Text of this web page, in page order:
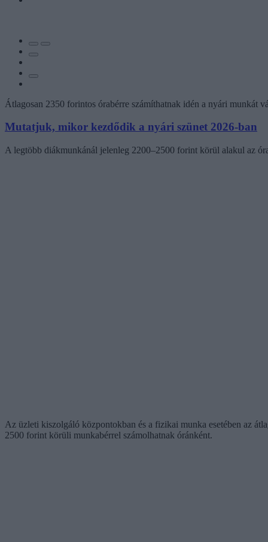
Átlagosan 2350 forintos órabérre számíthatnak idén a nyári munkát
Mutatjuk, mikor kezdődik a nyári szünet 2026-ban
A legtöbb diákmunkánál jelenleg 2200–2500 forint körül alakul az
Az üzleti kiszolgáló központokban és a fizikai munka esetében az
2500 forint körüli munkabérrel számolhatnak óránként.